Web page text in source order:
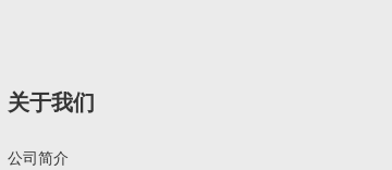
关于我们
公司简介